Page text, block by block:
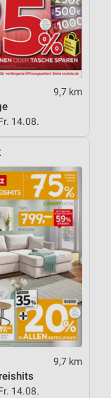
9,7 km
14.08.
9,7 km
14.08.
von